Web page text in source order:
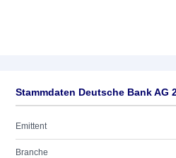
Stammdaten Deutsche Bank AG
Emittent
Branche